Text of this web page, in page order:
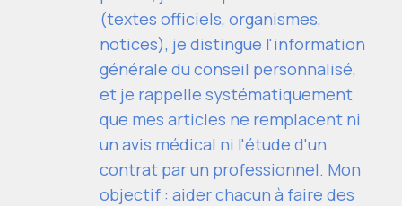
(textes officiels, organismes,
notices), je distingue l'information
générale du conseil personnalisé,
et je rappelle systématiquement
que mes articles ne remplacent ni
un avis médical ni l'étude d'un
contrat par un professionnel. Mon
objectif : aider chacun à faire des